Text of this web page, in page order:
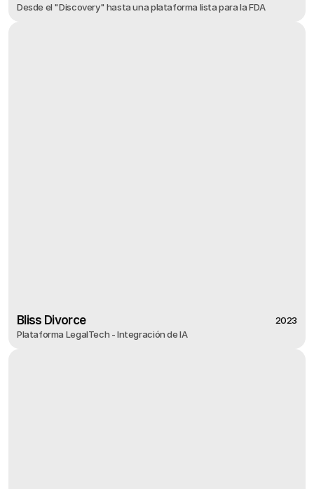
Veristra
Desde el "Discovery" hasta una plataforma lista para la FDA
Bliss Divorce
Bliss Divorce
2023
Plataforma LegalTech - Integración de IA